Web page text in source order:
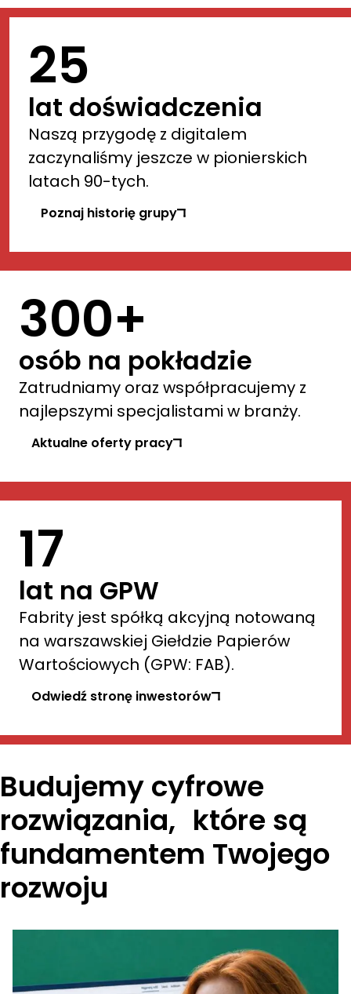
25
lat doświadczenia
Naszą przygodę z digitalem
zaczynaliśmy jeszcze w pionierskich
latach 90-tych.
Poznaj historię grupy
300+
osób na pokładzie
Zatrudniamy oraz współpracujemy z
najlepszymi specjalistami w branży.
Aktualne oferty pracy
17
lat na GPW
Fabrity jest spółką akcyjną notowaną
na warszawskiej Giełdzie Papierów
Wartościowych (GPW: FAB).
Odwiedź stronę inwestorów
Budujemy cyfrowe
rozwiązania, które są
fundamentem Twojego
rozwoju